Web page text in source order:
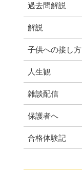
過去問解説
解説
子供への接し方
人生観
雑談配信
保護者へ
合格体験記